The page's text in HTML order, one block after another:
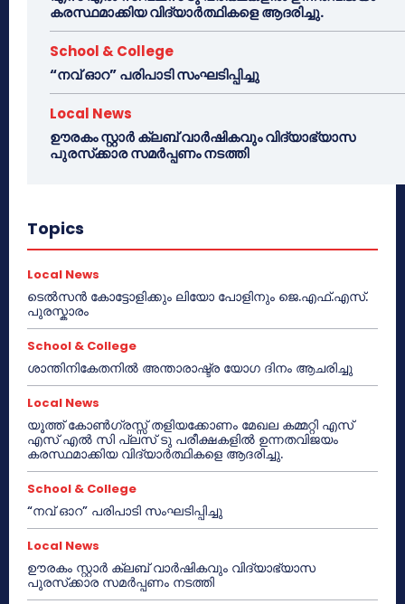
കരസ്ഥമാക്കിയ വിദ്യാർത്ഥികളെ ആദരിച്ചു.
School & College
“നവ് ഓറ” പരിപാടി സംഘടിപ്പിച്ചു
Local News
ഊരകം സ്റ്റാർ ക്ലബ് വാർഷികവും വിദ്യാഭ്യാസ
പുരസ്‌ക്കാര സമർപ്പണം നടത്തി
Topics
Local News
ടെൽസൻ കോട്ടോളിക്കും ലിയോ പോളിനും ജെ.എഫ്.എസ്.
പുരസ്കാരം
School & College
ശാന്തിനികേതനിൽ അന്താരാഷ്ട്ര യോഗ ദിനം ആചരിച്ചു
Local News
യൂത്ത് കോൺഗ്രസ്സ് തളിയക്കോണം മേഖല കമ്മറ്റി എസ്
എസ് എൽ സി പ്ലസ് ടു പരീക്ഷകളിൽ ഉന്നതവിജയം
കരസ്ഥമാക്കിയ വിദ്യാർത്ഥികളെ ആദരിച്ചു.
School & College
“നവ് ഓറ” പരിപാടി സംഘടിപ്പിച്ചു
Local News
ഊരകം സ്റ്റാർ ക്ലബ് വാർഷികവും വിദ്യാഭ്യാസ
പുരസ്‌ക്കാര സമർപ്പണം നടത്തി